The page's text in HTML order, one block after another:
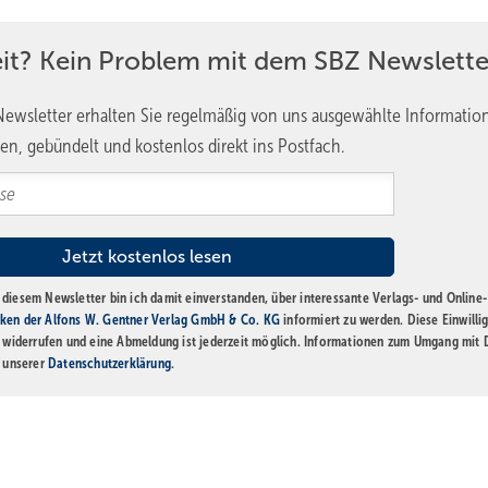
und Energieeffizienz deutlich zu steigern und die Kosten
deutschen Standorte, insbesondere des Stammsitzes in
kontinuierlich gesteigert, sodass er 2006 zum ersten Mal die 50
der Gesellschaft wieder stärker in den Blickpunkt. Entsprechend
Erfahrungen auf dem Klimagipfel der Bundesregierung beschloss
um 80 Prozent reduziert wurden.
Kein Problem mit dem SBZ
erhalten Sie regelmäßig von uns ausgewählte
gebündelt und kostenlos direkt ins Postfach.
diesem Newsletter bin ich damit einverstanden, über interessante Verlags- und Online-
der Alfons W. Gentner Verlag GmbH & Co. KG informiert zu werden. Diese
und eine Abmeldung ist jederzeit möglich. Informationen zum Umgang mit
Datenschutzerklärung.